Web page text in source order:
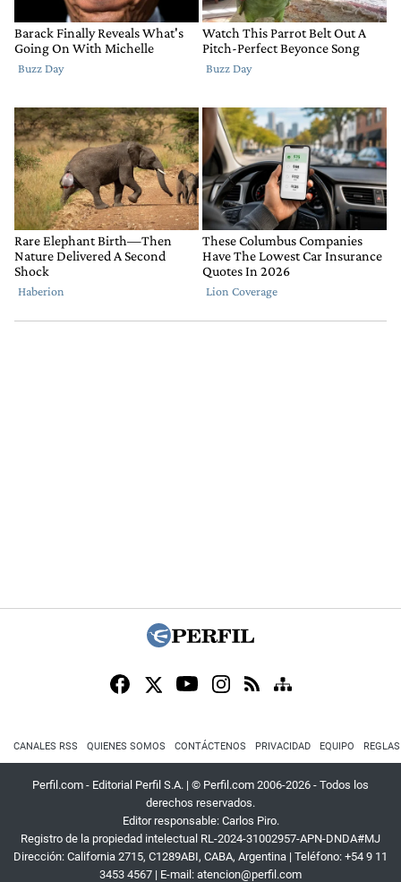
CANALES RSS QUIENES SOMOS CONTÁCTENOS PRIVACIDAD EQUIPO
Perfil.com - Editorial Perfil S.A. | © Perfil.com 2006-2026 - Todos los
derechos reservados.
Editor responsable: Carlos Piro.
Registro de la propiedad intelectual RL-2024-31002957-APN-DNDA#MJ
Dirección: California 2715, C1289ABI, CABA, Argentina | Teléfono: +54 9 11
3453 4567 | E-mail: atencion@perfil.com